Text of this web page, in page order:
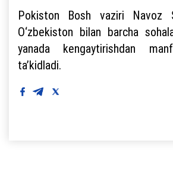
Pokiston Bosh vaziri Navoz
O‘zbekiston bilan barcha
yanada kengaytirishdan
ta’kidladi.